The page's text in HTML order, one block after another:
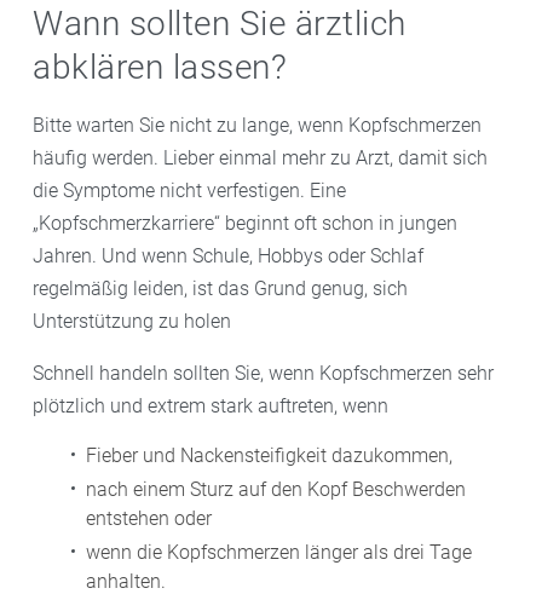
Wann sollten Sie ärztlich
abklären lassen?
Bitte warten Sie nicht zu lange, wenn Kopfschmerzen
häufig werden. Lieber einmal mehr zu Arzt, damit sich
die Symptome nicht verfestigen. Eine
„Kopfschmerzkarriere“ beginnt oft schon in jungen
Jahren. Und wenn Schule, Hobbys oder Schlaf
regelmäßig leiden, ist das Grund genug, sich
Unterstützung zu holen
Schnell handeln sollten Sie, wenn Kopfschmerzen sehr
plötzlich und extrem stark auftreten, wenn
Fieber und Nackensteifigkeit dazukommen,
nach einem Sturz auf den Kopf Beschwerden
entstehen oder
wenn die Kopfschmerzen länger als drei Tage
anhalten.